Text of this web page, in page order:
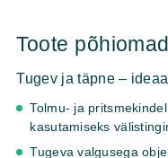
Professional
kogus
Toote
Tugev ja täpne –
Tolmu- ja
kasutamiseks
Tugeva valgusega